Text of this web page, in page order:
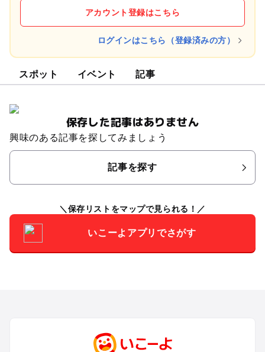
アカウント登録はこちら
ログインはこちら（登録済みの方）
スポット イベント 記事
保存した記事はありません
興味のある記事を探してみましょう
記事を探す
保存リストをマップで見られる！
いこーよアプリでさがす